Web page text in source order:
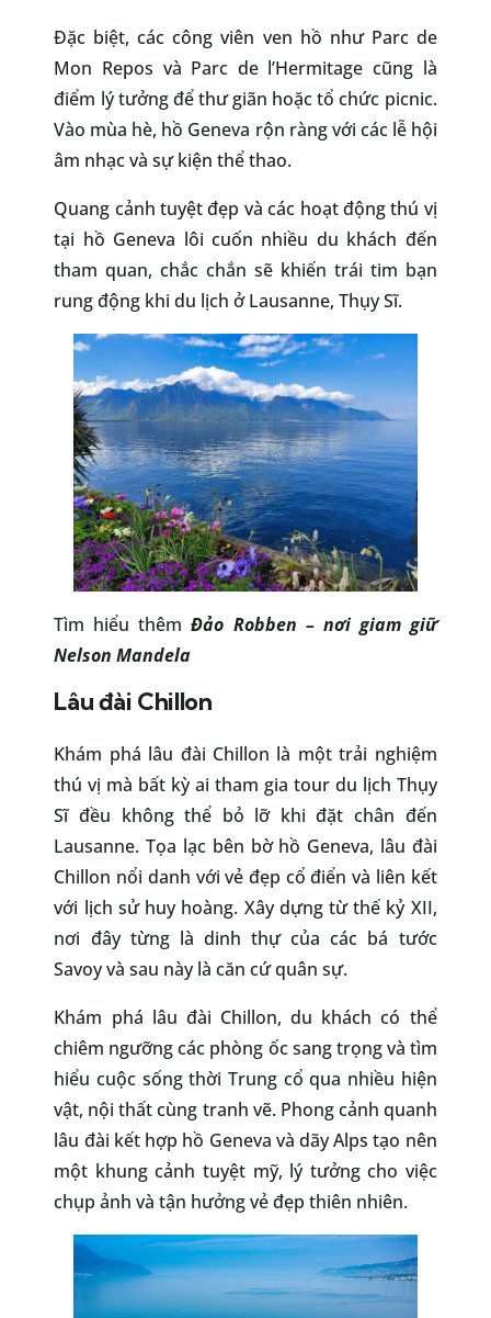
Đặc biệt, các công viên ven hồ như Parc de
Mon Repos và Parc de l’Hermitage cũng là
điểm lý tưởng để thư giãn hoặc tổ chức picnic.
Vào mùa hè, hồ Geneva rộn ràng với các lễ hội
âm nhạc và sự kiện thể thao.
Quang cảnh tuyệt đẹp và các hoạt động thú vị
tại hồ Geneva lôi cuốn nhiều du khách đến
tham quan, chắc chắn sẽ khiến trái tim bạn
rung động khi du lịch ở Lausanne, Thụy Sĩ.
Tìm hiểu thêmĐảo Robben – nơi giam giữ
Nelson Mandela
Lâu đài Chillon
Khám phá lâu đài Chillon là một trải nghiệm
thú vị mà bất kỳ ai tham gia tour du lịch Thụy
Sĩ đều không thể bỏ lỡ khi đặt chân đến
Lausanne. Tọa lạc bên bờ hồ Geneva, lâu đài
Chillon nổi danh với vẻ đẹp cổ điển và liên kết
với lịch sử huy hoàng. Xây dựng từ thế kỷ XII,
nơi đây từng là dinh thự của các bá tước
Savoy và sau này là căn cứ quân sự.
Khám phá lâu đài Chillon, du khách có thể
chiêm ngưỡng các phòng ốc sang trọng và tìm
hiểu cuộc sống thời Trung cổ qua nhiều hiện
vật, nội thất cùng tranh vẽ. Phong cảnh quanh
lâu đài kết hợp hồ Geneva và dãy Alps tạo nên
một khung cảnh tuyệt mỹ, lý tưởng cho việc
chụp ảnh và tận hưởng vẻ đẹp thiên nhiên.